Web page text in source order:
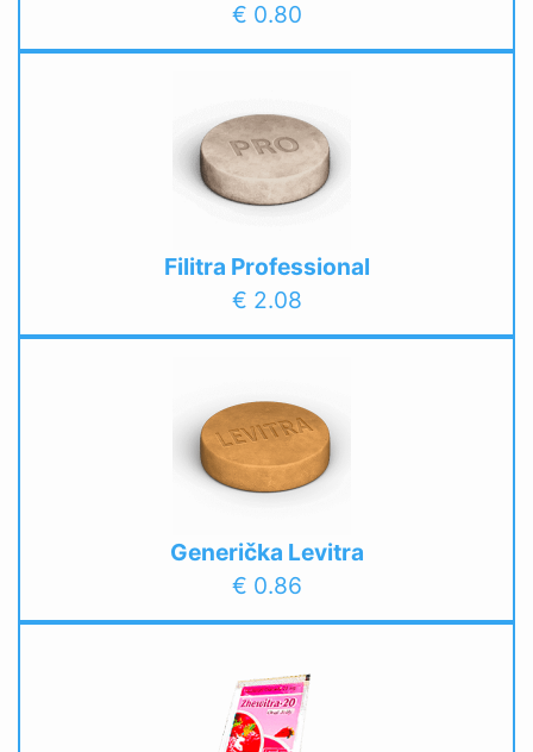
€ 0.80
Filitra Professional
€ 2.08
Generička Levitra
€ 0.86